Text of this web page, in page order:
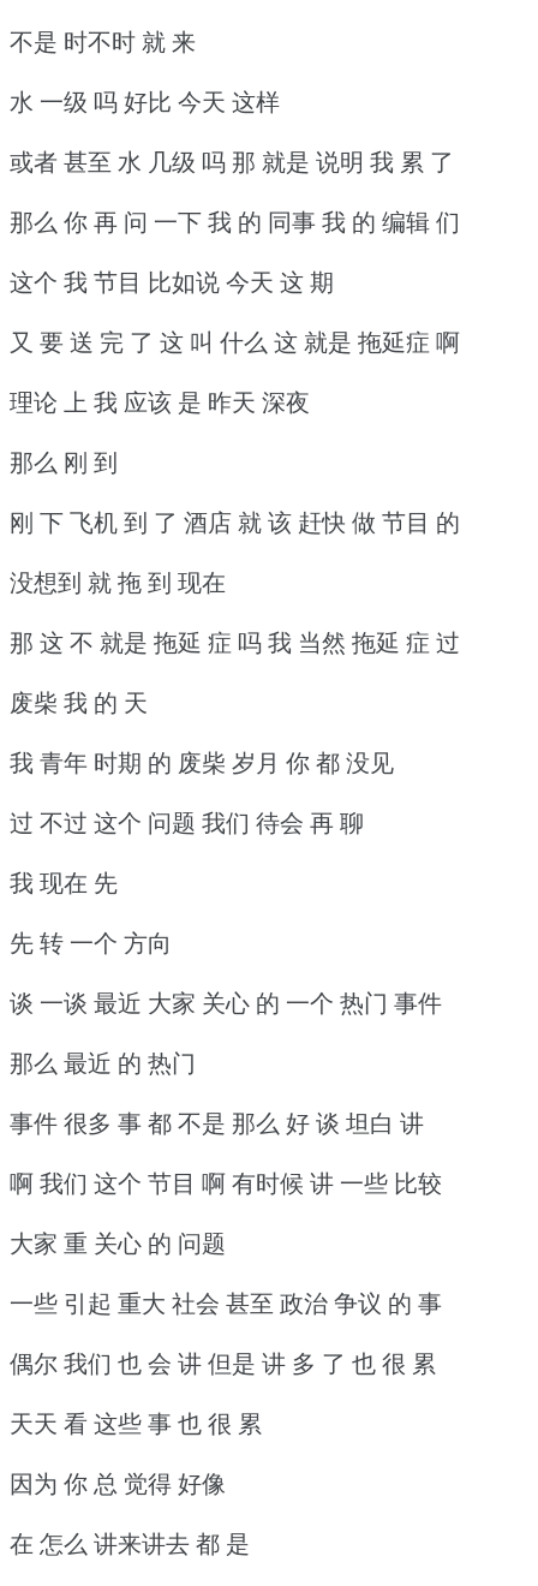
不是 时不时 就 来
水 一级 吗 好比 今天 这样
或者 甚至 水 几级 吗 那 就是 说明 我 累 了
那么 你 再 问 一下 我 的 同事 我 的 编辑 们
这个 我 节目 比如说 今天 这 期
又 要 送 完 了 这 叫 什么 这 就是 拖延症 啊
理论 上 我 应该 是 昨天 深夜
那么 刚 到
刚 下 飞机 到 了 酒店 就 该 赶快 做 节目 的
没想到 就 拖 到 现在
那 这 不 就是 拖延 症 吗 我 当然 拖延 症 过
废柴 我 的 天
我 青年 时期 的 废柴 岁月 你 都 没见
过 不过 这个 问题 我们 待会 再 聊
我 现在 先
先 转 一个 方向
谈 一谈 最近 大家 关心 的 一个 热门 事件
那么 最近 的 热门
事件 很多 事 都 不是 那么 好 谈 坦白 讲
啊 我们 这个 节目 啊 有时候 讲 一些 比较
大家 重 关心 的 问题
一些 引起 重大 社会 甚至 政治 争议 的 事
偶尔 我们 也 会 讲 但是 讲 多 了 也 很 累
天天 看 这些 事 也 很 累
因为 你 总 觉得 好像
在 怎么 讲来讲去 都 是